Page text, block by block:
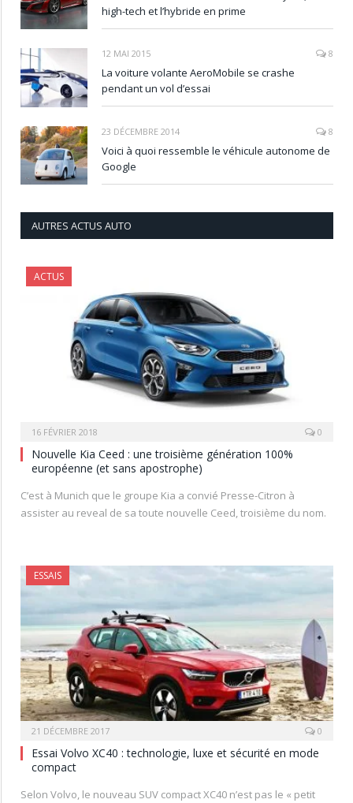
high-tech et l’hybride en prime
12 MAI 2015 8
La voiture volante AeroMobile se crashe
pendant un vol d’essai
23 DÉCEMBRE 2014 8
Voici à quoi ressemble le véhicule autonome de
Google
AUTRES ACTUS AUTO
ACTUS
16 FÉVRIER 2018 0
Nouvelle Kia Ceed : une troisième génération 100%
européenne (et sans apostrophe)
C’est à Munich que le groupe Kia a convié Presse-Citron à
assister au reveal de sa toute nouvelle Ceed, troisième du nom.
ESSAIS
21 DÉCEMBRE 2017 0
Essai Volvo XC40 : technologie, luxe et sécurité en mode
compact
Selon Volvo, le nouveau SUV compact XC40 n’est pas le « petit